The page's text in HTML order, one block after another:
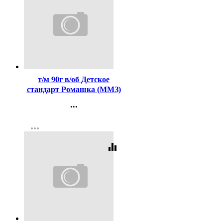
т/м 90г в/об Детское
стандарт Ромашка (ММЗ)
...
Регистрация
more_horiz
equalizer